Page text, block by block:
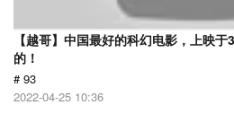
【越哥】中国最好的科幻电影，上映
的！
# 93
2022-04-25 10:36